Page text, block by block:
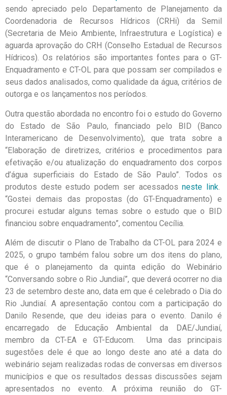
sendo apreciado pelo Departamento de Planejamento da
Coordenadoria de Recursos Hídricos (CRHi) da Semil
(Secretaria de Meio Ambiente, Infraestrutura e Logística) e
aguarda aprovação do CRH (Conselho Estadual de Recursos
Hídricos). Os relatórios são importantes fontes para o GT-
Enquadramento e CT-OL para que possam ser compilados e
seus dados analisados, como qualidade da água, critérios de
outorga e os lançamentos nos períodos.
Outra questão abordada no encontro foi o estudo do Governo
do Estado de São Paulo, financiado pelo BID (Banco
Interamericano de Desenvolvimento), que trata sobre a
“Elaboração de diretrizes, critérios e procedimentos para
efetivação e/ou atualização do enquadramento dos corpos
d’água superficiais do Estado de São Paulo”. Todos os
produtos deste estudo podem ser acessadosneste link
“Gostei demais das propostas (do GT-Enquadramento) e
procurei estudar alguns temas sobre o estudo que o BID
financiou sobre enquadramento”, comentou Cecília.
Além de discutir o Plano de Trabalho da CT-OL para 2024 e
2025, o grupo também falou sobre um dos itens do plano,
que é o planejamento da quinta edição do Webinário
“Conversando sobre o Rio Jundiaí”, que deverá ocorrer no dia
23 de setembro deste ano, data em que é celebrado o Dia do
Rio Jundiaí. A apresentação contou com a participação do
Danilo Resende, que deu ideias para o evento. Danilo é
encarregado de Educação Ambiental da DAE/Jundiaí,
membro da CT-EA e GT-Educom. Uma das principais
sugestões dele é que ao longo deste ano até a data do
webinário sejam realizadas rodas de conversas em diversos
municípios e que os resultados dessas discussões sejam
apresentados no evento. A próxima reunião do GT-